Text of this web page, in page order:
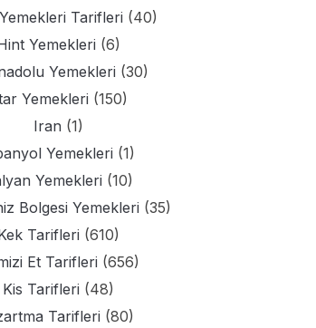
Tarifleri (40)
Yemekleri (6)
Yemekleri (30)
Yemekleri (150)
Iran (1)
Yemekleri (1)
Yemekleri (10)
Bolgesi Yemekleri (35)
Tarifleri (610)
Et Tarifleri (656)
Kis Tarifleri (48)
Tarifleri (80)